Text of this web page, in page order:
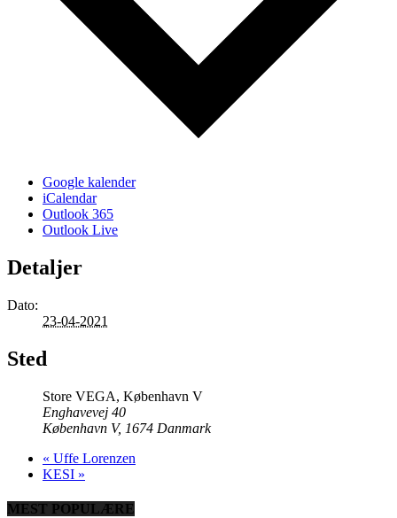
Google kalender
iCalendar
Outlook 365
Outlook Live
Detaljer
Dato:
23-04-2021
Sted
Store VEGA, København V
Enghavevej 40
København V, 1674 Danmark
« Uffe Lorenzen
KESI »
MEST POPULÆRE